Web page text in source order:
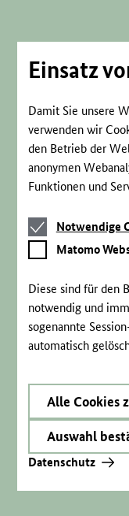
Einsatz
Damit Sie unsere
verwenden wir
den Betrieb der
anonymen
Funktionen und
Notwendige
Cookies
Notwendige
Matomo
Webstatistik
Matomo
Diese sind für den
notwendig und
sogenannte
automatisch
Alle Cookies
Auswahl
Datenschutz